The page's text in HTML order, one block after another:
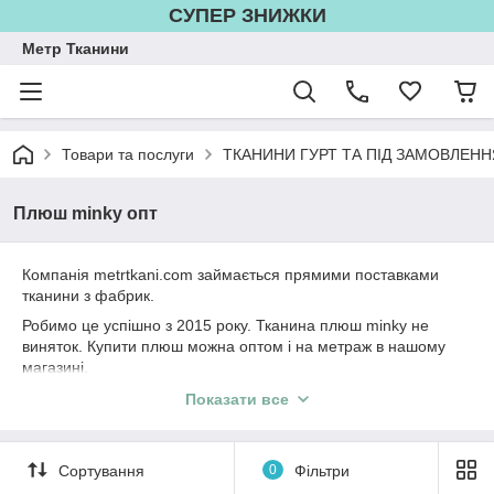
СУПЕР ЗНИЖКИ
Метр Тканини
Товари та послуги ТКАНИНИ ГУРТ ТА ПІД
Плюш minky опт
Компанія metrtkani.com займається прямими поставками
тканини з фабрик.
Робимо це успішно з 2015 року. Тканина плюш minky не
виняток. Купити плюш можна оптом і на метраж в нашому
магазині.
великій кількості текстильних виробів, від домашнього
Плюш minky поділяється на немаленьке кількість груп -плюш
Показати все
Сортування 0 Фільтри